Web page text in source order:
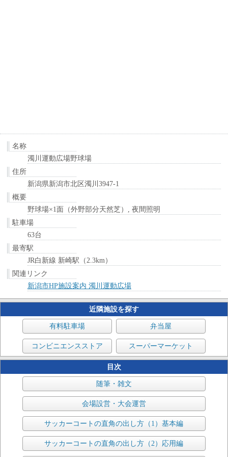
名称
濁川運動広場野球場
住所
新潟県新潟市北区濁川3947-1
概要
野球場×1面（外野部分天然芝）, 夜間照明
駐車場
63台
最寄駅
JR白新線 新崎駅（2.3km）
関連リンク
新潟市HP施設案内 濁川運動広場
近隣施設を探す
有料駐車場 弁当屋
コンビニエンスストア スーパーマーケット
目次
随筆・雑文
会場設営・大会運営
サッカーコートの直角の出し方（1）基本編
サッカーコートの直角の出し方（2）応用編